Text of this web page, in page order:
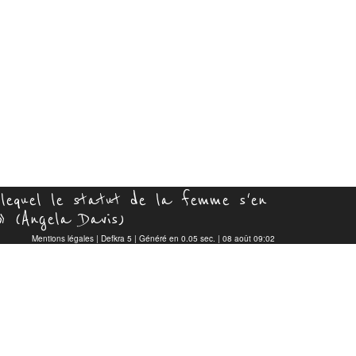
lequel le statut de la femme s'en
(Angela Davis)
Mentions légales | Defkra 5 | Généré en 0.05 sec. | 08 août 09:02